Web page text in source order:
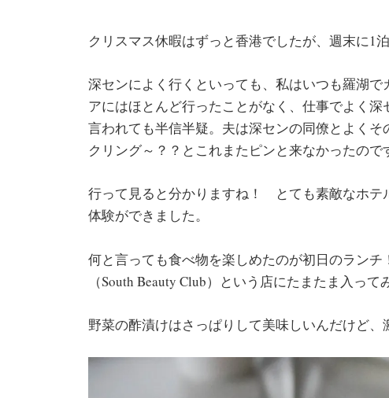
クリスマス休暇はずっと香港でしたが、週末に1
深センによく行くといっても、私はいつも羅湖
アにはほとんど行ったことがなく、仕事でよく
言われても半信半疑。夫は深センの同僚とよく
クリング～？？とこれまたピンと来なかったので
行って見ると分かりますね！ とても素敵なホテ
体験ができました。
何と言っても食べ物を楽しめたのが初日のラン
（South Beauty Club）という店にたまたま入って
野菜の酢漬けはさっぱりして美味しいんだけど